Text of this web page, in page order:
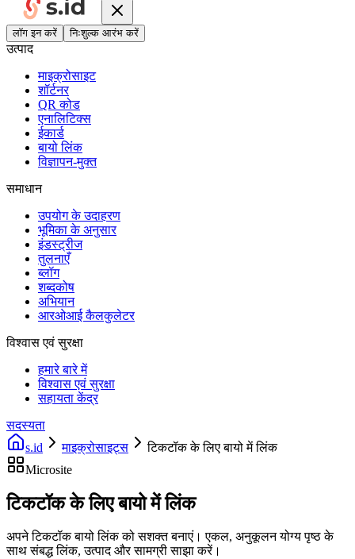
लॉग इन करें निःशुल्क आरंभ करें
उत्पाद
माइक्रोसाइट
शॉर्टनर
QR कोड
एनालिटिक्स
ईकार्ड
बायो लिंक
विज्ञापन-मुक्त
समाधान
उपयोग के उदाहरण
भूमिका के अनुसार
इंडस्ट्रीज
तुलनाएँ
ब्लॉग
शब्दकोष
अभियान
आरओआई कैलकुलेटर
विश्वास एवं सुरक्षा
हमारे बारे में
विश्वास एवं सुरक्षा
सहायता केंद्र
सदस्यता
s.id
माइक्रोसाइट्स
टिकटॉक के लिए बायो में लिंक
Microsite
टिकटॉक के लिए बायो में लिंक
अपने टिकटॉक बायो लिंक को सशक्त बनाएं। एकल, अनुकूलन योग्य पृष्ठ के
साथ संबद्ध लिंक, उत्पाद और सामग्री साझा करें।